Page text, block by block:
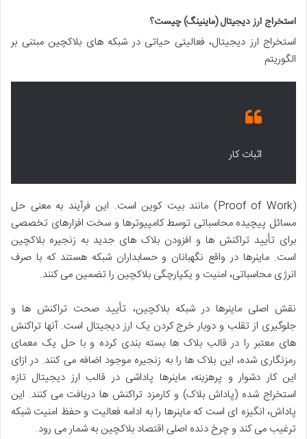
استخراج ارز دیجیتال (ماینینگ) چیست؟
استخراج ارز دیجیتال، فعالیتی حیاتی در شبکه های بلاکچین مبتنی بر
الگوریتم
اثبات کار
(Proof of Work) مانند بیت کوین است. این فرآیند به معنی حل
مسائل پیچیده محاسباتی توسط کامپیوترها و سخت افزارهای تخصصی
برای تأیید تراکنش ها و افزودن بلاک های جدید به زنجیره بلاکچین
است. ماینرها در واقع نگهبانان و حسابداران شبکه هستند که با صرف
انرژی محاسباتی، امنیت و یکپارچگی بلاکچین را تضمین می کنند.
نقش اصلی ماینرها در شبکه بلاکچین، تأیید صحت تراکنش ها و
جلوگیری از تقلب و دوبار خرج کردن یک ارز دیجیتال است. آنها تراکنش
های معتبر را در قالب بلاک ها بسته بندی کرده و با حل یک معمای
رمزنگاری شده، این بلاک ها را به زنجیره موجود اضافه می کنند. در ازای
این کار دشوار و پرهزینه، ماینرها پاداشی در قالب ارز دیجیتال تازه
استخراج شده (پاداش بلاک) و کارمزد تراکنش ها دریافت می کنند. این
پاداش، انگیزه ای است که ماینرها را به ادامه فعالیت و حفظ امنیت شبکه
ترغیب می کند و چرخ دنده اصلی اقتصاد بلاکچین به شمار می رود.